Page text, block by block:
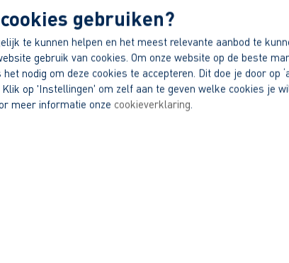
gebruiken?
te kunnen helpen en het meest relevante aanbod te
gebruik van cookies. Om onze website op de beste
nodig om deze cookies te accepteren. Dit doe je door op
Klik op 'Instellingen' om zelf aan te geven welke cookies je
meer informatie onze cookieverklaring.
voordelen!
en tekeningen.
op kwaliteit.
van machines.